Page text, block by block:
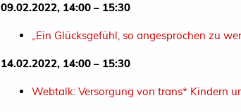
09.02.2022, 14:00 – 15:30
„Ein Glücksgefühl, so angesprochen zu
14.02.2022, 14:00 – 15:30
Webtalk: Versorgung von trans* Kindern